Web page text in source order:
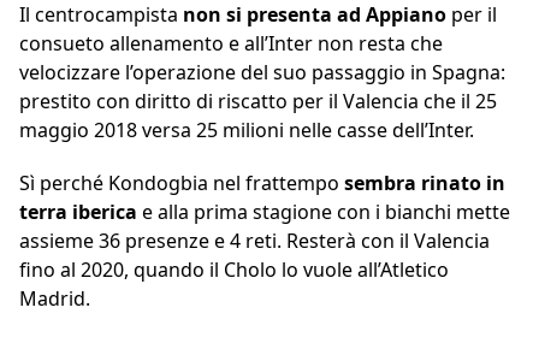
Il centrocampista non si presenta ad Appiano per il
consueto allenamento e all’Inter non resta che
velocizzare l’operazione del suo passaggio in Spagna:
prestito con diritto di riscatto per il Valencia che il 25
maggio 2018 versa 25 milioni nelle casse dell’Inter.
Sì perché Kondogbia nel frattempo sembra rinato in
terra iberica e alla prima stagione con i bianchi mette
assieme 36 presenze e 4 reti. Resterà con il Valencia
fino al 2020, quando il Cholo lo vuole all’Atletico
Madrid.